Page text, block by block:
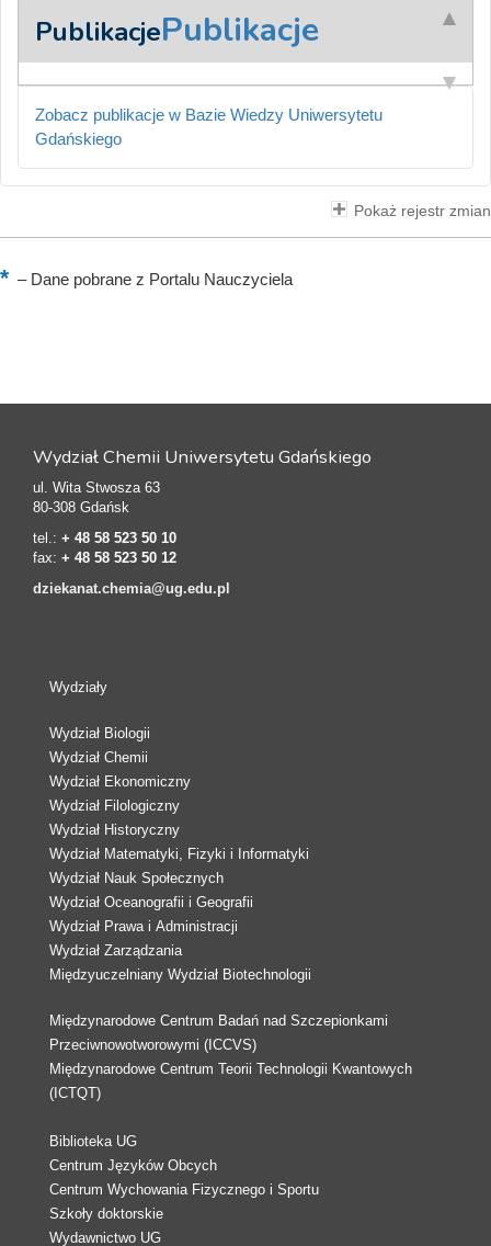
PublikacjePublikacje
Zobacz publikacje w Bazie Wiedzy Uniwersytetu
Gdańskiego
Pokaż rejestr zmian
–Dane pobrane z Portalu Nauczyciela
Wydział Chemii Uniwersytetu Gdańskiego
ul. Wita Stwosza 63
80-308 Gdańsk
tel.: + 48 58 523 50 10
fax: + 48 58 523 50 12
dziekanat.chemia@ug.edu.pl
Wydziały
Wydział Biologii
Wydział Chemii
Wydział Ekonomiczny
Wydział Filologiczny
Wydział Historyczny
Wydział Matematyki, Fizyki i Informatyki
Wydział Nauk Społecznych
Wydział Oceanografii i Geografii
Wydział Prawa i Administracji
Wydział Zarządzania
Międzyuczelniany Wydział Biotechnologii
Międzynarodowe Centrum Badań nad Szczepionkami
Przeciwnowotworowymi (ICCVS)
Międzynarodowe Centrum Teorii Technologii Kwantowych
(ICTQT)
Biblioteka UG
Centrum Języków Obcych
Centrum Wychowania Fizycznego i Sportu
Szkoły doktorskie
Wydawnictwo UG